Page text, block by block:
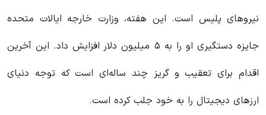
نیروهای پلیس است. این هفته، وزارت خارجه ایالات متحده
جایزه دستگیری او را به ۵ میلیون دلار افزایش داد. این آخرین
اقدام برای تعقیب و گریز چند ساله‌ای است که توجه دنیای
ارزهای دیجیتال را به خود جلب کرده است.